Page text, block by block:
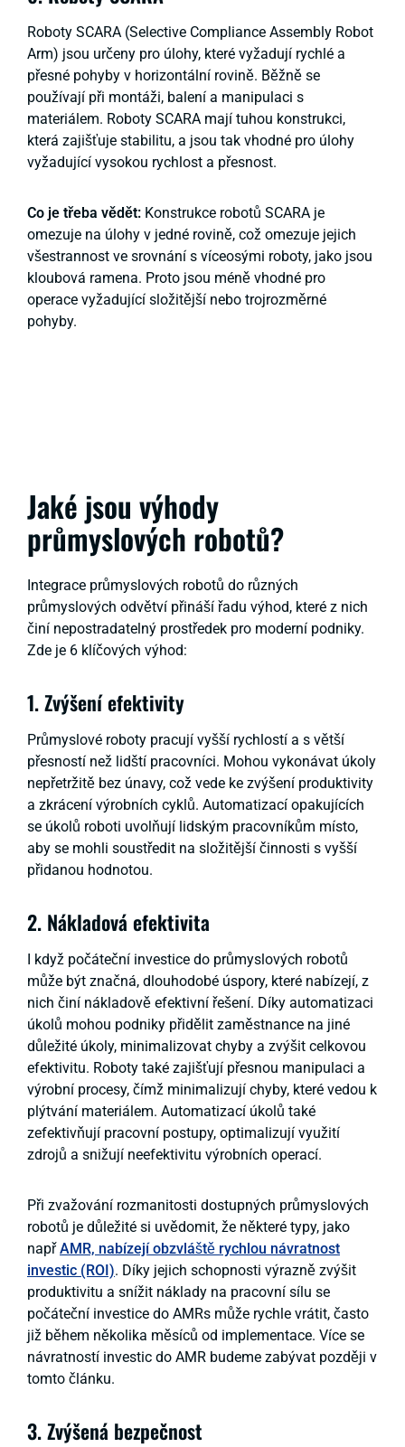
Roboty SCARA (Selective Compliance Assembly Robot
Arm) jsou určeny pro úlohy, které vyžadují rychlé a
přesné pohyby v horizontální rovině. Běžně se
používají při montáži, balení a manipulaci s
materiálem. Roboty SCARA mají tuhou konstrukci,
která zajišťuje stabilitu, a jsou tak vhodné pro úlohy
vyžadující vysokou rychlost a přesnost.
Co je třeba vědět: Konstrukce robotů SCARA je
omezuje na úlohy v jedné rovině, což omezuje jejich
všestrannost ve srovnání s víceosými roboty, jako jsou
kloubová ramena. Proto jsou méně vhodné pro
operace vyžadující složitější nebo trojrozměrné
pohyby.
Jaké jsou výhody
průmyslových robotů?
Integrace průmyslových robotů do různých
průmyslových odvětví přináší řadu výhod, které z nich
činí nepostradatelný prostředek pro moderní podniky.
Zde je 6 klíčových výhod:
1. Zvýšení efektivity
Průmyslové roboty pracují vyšší rychlostí a s větší
přesností než lidští pracovníci. Mohou vykonávat úkoly
nepřetržitě bez únavy, což vede ke zvýšení produktivity
a zkrácení výrobních cyklů. Automatizací opakujících
se úkolů roboti uvolňují lidským pracovníkům místo,
aby se mohli soustředit na složitější činnosti s vyšší
přidanou hodnotou.
2. Nákladová efektivita
I když počáteční investice do průmyslových robotů
může být značná, dlouhodobé úspory, které nabízejí, z
nich činí nákladově efektivní řešení. Díky automatizaci
úkolů mohou podniky přidělit zaměstnance na jiné
důležité úkoly, minimalizovat chyby a zvýšit celkovou
efektivitu. Roboty také zajišťují přesnou manipulaci a
výrobní procesy, čímž minimalizují chyby, které vedou k
plýtvání materiálem. Automatizací úkolů také
zefektivňují pracovní postupy, optimalizují využití
zdrojů a snižují neefektivitu výrobních operací.
Při zvažování rozmanitosti dostupných průmyslových
robotů je důležité si uvědomit, že některé typy, jako
např AMR, nabízejí obzvláště rychlou návratnost
investic (ROI). Díky jejich schopnosti výrazně zvýšit
produktivitu a snížit náklady na pracovní sílu se
počáteční investice do AMRs může rychle vrátit, často
již během několika měsíců od implementace. Více se
návratností investic do AMR budeme zabývat později v
tomto článku.
3. Zvýšená bezpečnost